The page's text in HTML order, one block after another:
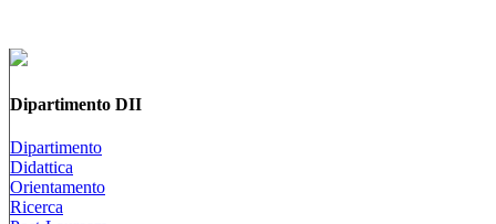
Dipartimento DII
Dipartimento
Didattica
Orientamento
Ricerca